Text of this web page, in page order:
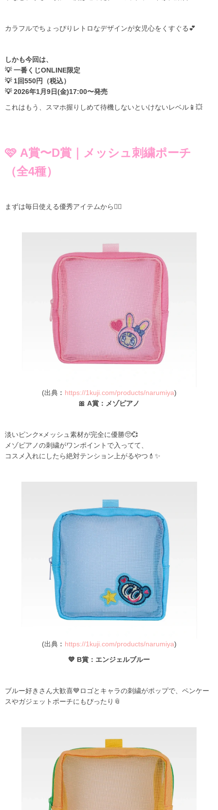
カラフルでちょっぴりレトロなデザインが女児心をくすぐる💕
しかも今回は、
💡 一番くじONLINE限定
💡 1回550円（税込）
💡 2026年1月9日(金)17:00〜発売
これはもう、スマホ握りしめて待機しないといけないレベル📱💥
🩷 A賞〜D賞｜メッシュ刺繍ポーチ
（全4種）
まずは毎日使える優秀アイテムから👇🏻
(出典︰ https://1kuji.com/products/narumiya)
🎀 A賞：メゾピアノ
淡いピンク×メッシュ素材が完全に優勝🥺💞
メゾピアノの刺繍がワンポイントで入ってて、
コスメ入れにしたら絶対テンション上がるやつ💄✨
(出典︰ https://1kuji.com/products/narumiya)
💙 B賞：エンジェルブルー
ブルー好きさん大歓喜💙ロゴとキャラの刺繍がポップで、ペンケー
スやガジェットポーチにもぴったり📎